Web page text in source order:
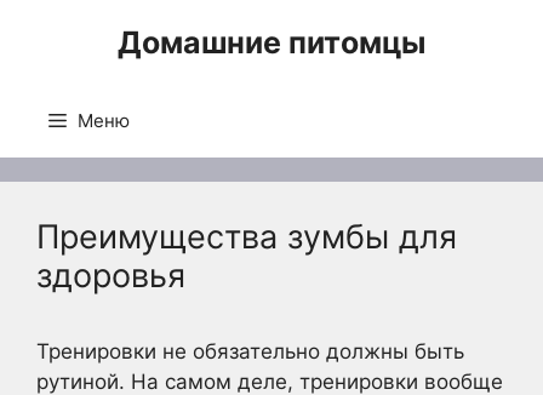
Домашние питомцы
Меню
Преимущества зумбы для
здоровья
Тренировки не обязательно должны быть
рутиной. На самом деле, тренировки вообще